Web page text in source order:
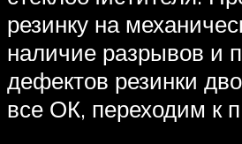
резинку на
наличие разрывов и
дефектов резинки
все ОК, переходим к